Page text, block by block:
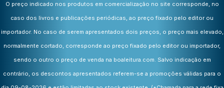
O preço indicado nos produtos em comercialização no site corresponde, no
caso dos livros e publicações periódicas, ao preço fixado pelo editor ou
importador. No caso de serem apresentados dois preços, o preço mais elevado,
normalmente cortado, corresponde ao preço fixado pelo editor ou importador,
sendo o outro o preço de venda na boaleitura.com. Salvo indicação em
contrário, os descontos apresentados referem-se a promoções válidas para o